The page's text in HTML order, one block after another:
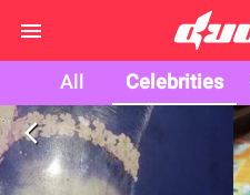
All Celebrities
arrow_back_ios